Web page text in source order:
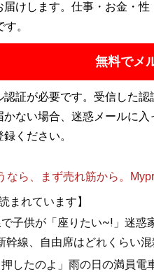
結婚、離婚、地方の激安キ
@mizuechan1989
届けします。仕事・お金・
。
無料でメ
証が必要です。受信した認
ない場合、迷惑メールに
ください。
なら、まず売れ筋から。
まれています】
子供が「座りたい~!」迷惑
幹線、自由席はどれくらい
したのよ」雨の日の満員電